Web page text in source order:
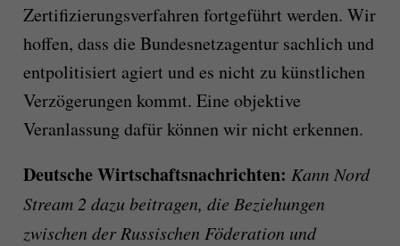
Zertifizierungsverfahren fortgeführt werden. Wir
hoffen, dass die Bundesnetzagentur sachlich und
entpolitisiert agiert und es nicht zu künstlichen
Verzögerungen kommt. Eine objektive
Veranlassung dafür können wir nicht erkennen.
Deutsche Wirtschaftsnachrichten: Kann Nord
Stream 2 dazu beitragen, die Beziehungen
zwischen der Russischen Föderation und